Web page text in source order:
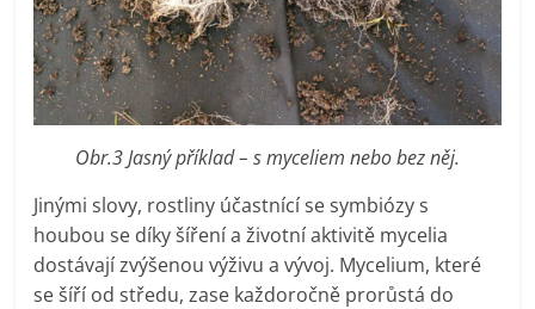
Obr.3 Jasný příklad – s myceliem nebo bez něj.
Jinými slovy, rostliny účastnící se symbiózy s
houbou se díky šíření a životní aktivitě mycelia
dostávají zvýšenou výživu a vývoj. Mycelium, které
se šíří od středu, zase každoročně prorůstá do